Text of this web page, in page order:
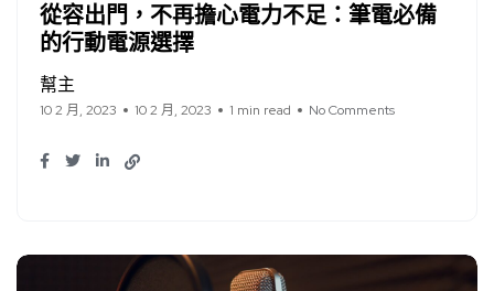
從容出門，不再擔心電力不足：筆電必備
的行動電源選擇
幫主
10 2 月, 2023 10 2 月, 2023 1 min read No Comments